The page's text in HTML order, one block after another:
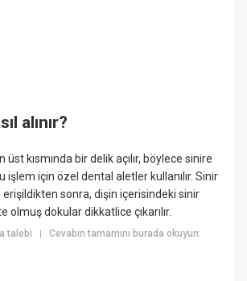
alınır?
üst kısmında bir delik açılır, böylece sinire
işlem için özel dental aletler kullanılır. Sinir
erişildikten sonra, dişin içerisindeki sinir
olmuş dokular dikkatlice çıkarılır.
talebi |Cevabın tamamını burada okuyun: